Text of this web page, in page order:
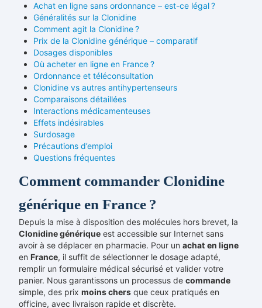
Achat en ligne sans ordonnance – est-ce légal ?
Généralités sur la Clonidine
Comment agit la Clonidine ?
Prix de la Clonidine générique – comparatif
Dosages disponibles
Où acheter en ligne en France ?
Ordonnance et téléconsultation
Clonidine vs autres antihypertenseurs
Comparaisons détaillées
Interactions médicamenteuses
Effets indésirables
Surdosage
Précautions d’emploi
Questions fréquentes
Comment commander Clonidine
générique en France ?
Depuis la mise à disposition des molécules hors brevet, la
Clonidine générique est accessible sur Internet sans
avoir à se déplacer en pharmacie. Pour un achat en ligne
en France, il suffit de sélectionner le dosage adapté,
remplir un formulaire médical sécurisé et valider votre
panier. Nous garantissons un processus de commande
simple, des prix moins chers que ceux pratiqués en
officine, avec livraison rapide et discrète.